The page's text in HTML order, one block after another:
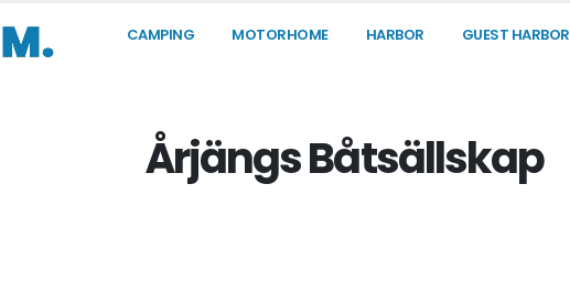
CAMPING MOTORHOME HARBOR GUEST HARBOR
Årjängs Båtsällskap